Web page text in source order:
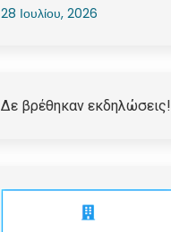
28 Ιουλίου, 2026
Δε βρέθηκαν εκδηλώσεις!